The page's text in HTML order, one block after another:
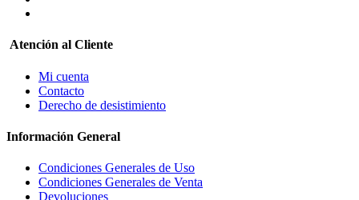
Atención al Cliente
Mi cuenta
Contacto
Derecho de desistimiento
Información General
Condiciones Generales de Uso
Condiciones Generales de Venta
Devoluciones